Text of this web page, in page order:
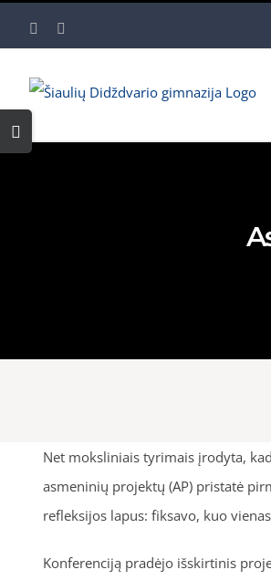
Facebook
Net moksliniais tyrimais įrodyta,
asmeninių projektų (AP) pristatė
refleksijos lapus: fiksavo, kuo
Konferenciją pradėjo išskirtinis
Toggle
Sliding